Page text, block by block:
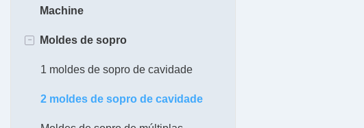
Plásticas de 10L
Máquina de Moldagem de Garrafas
Machine
- Moldes de sopro
1 moldes de sopro de cavidade
2 moldes de sopro de cavidade